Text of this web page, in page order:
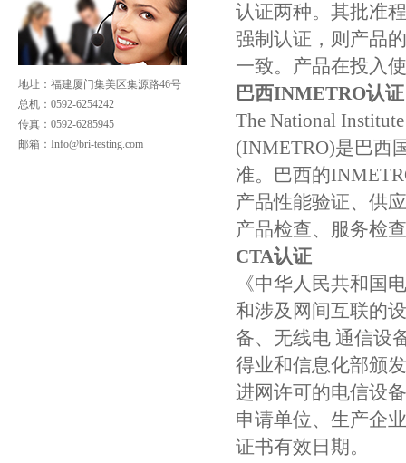
地址：福建厦门集美区集源路46号
总机：0592-6254242
传真：0592-6285945
邮箱： Info@bri-testing.com
认证两种。其批准
强制认证，则产品
一致。产品在投入
巴西INMETRO认证
The National
(INMETRO)是巴西
准。巴西的
产品性能验证、供
产品检查、服务检
CTA认证
《中华人民共和国
和涉及网间互联的
备、无线电 通信设
得业和信息化部颁
进网许可的电信设
申请单位、生产企
证书有效日期。